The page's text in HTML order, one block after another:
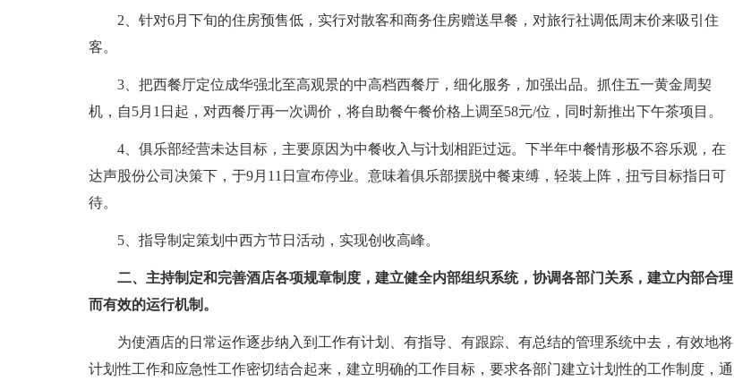
2、针对6月下旬的住房预售低，实行对散客和商务住房赠送早餐，对旅行社调低周末价来吸引住
客。
3、把西餐厅定位成华强北至高观景的中高档西餐厅，细化服务，加强出品。抓住五一黄金周契
机，自5月1日起，对西餐厅再一次调价，将自助餐午餐价格上调至58元/位，同时新推出下午茶项目。
4、俱乐部经营未达目标，主要原因为中餐收入与计划相距过远。下半年中餐情形极不容乐观，在
达声股份公司决策下，于9月11日宣布停业。意味着俱乐部摆脱中餐束缚，轻装上阵，扭亏目标指日可
待。
5、指导制定策划中西方节日活动，实现创收高峰。
二、主持制定和完善酒店各项规章制度，建立健全内部组织系统，协调各部门关系，建立内部合理
而有效的运行机制。
为使酒店的日常运作逐步纳入到工作有计划、有指导、有跟踪、有总结的管理系统中去，有效地将
计划性工作和应急性工作密切结合起来，建立明确的工作目标，要求各部门建立计划性的工作制度，通